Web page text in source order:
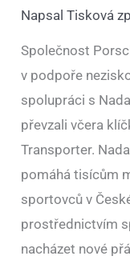
NapsalTisková
Společnost
v podpoře
spolupráci s
převzali včera
Transporter.
pomáhá tisícům
sportovců v
prostřednictvím
nacházet nové